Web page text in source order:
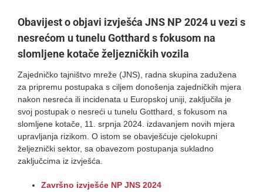
Obavijest o objavi izvješća JNS NP 2024 u vezi s
nesrećom u tunelu Gotthard s fokusom na
slomljene kotače željezničkih vozila
Zajedničko tajništvo mreže (JNS), radna skupina zadužena
za pripremu postupaka s ciljem donošenja zajedničkih mjera
nakon nesreća ili incidenata u Europskoj uniji, zaključila je
svoj postupak o nesreći u tunelu Gotthard, s fokusom na
slomljene kotače, 11. srpnja 2024. izdavanjem novih mjera
upravljanja rizikom. O istom se obavješćuje cjelokupni
željeznički sektor, sa obavezom postupanja sukladno
zaključcima iz izvješća.
Završno izvješće NP JNS 2024